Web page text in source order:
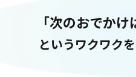
「次のおでかけ
というワクワク